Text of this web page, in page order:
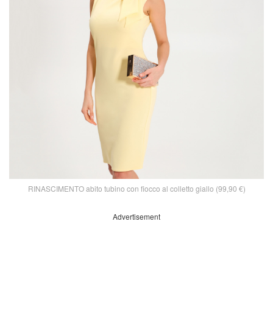
RINASCIMENTO abito tubino con fiocco al colletto giallo (99,90 €)
Advertisement